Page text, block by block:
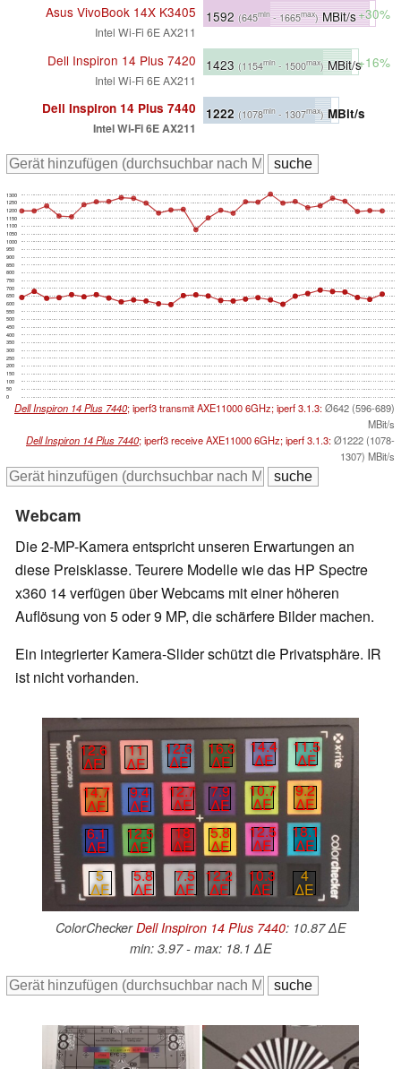
Asus VivoBook 14X K3405
Intel Wi-Fi 6E AX211
1592 (645min- 1665max)MBit/s+30%
Dell Inspiron 14 Plus 7420
Intel Wi-Fi 6E AX211
1423 (1154min - 1500max)MBit/s+16%
Dell Inspiron 14 Plus 7440
Intel Wi-Fi 6E AX211
1222 (1078min - 1307max)MBit/s
0
50
100
150
200
250
300
350
400
450
500
550
600
650
700
750
800
850
900
950
1000
1050
1100
1150
1200
1250
1300
Dell Inspiron 14 Plus 7440; iperf3 transmit AXE11000 6GHz; iperf 3.1.3:Ø642 (596-689)
MBit/s
Dell Inspiron 14 Plus 7440; iperf3 receive AXE11000 6GHz; iperf 3.1.3:Ø1222 (1078-
1307) MBit/s
Webcam
Die 2-MP-Kamera entspricht unseren Erwartungen an
diese Preisklasse. Teurere Modelle wie das HP Spectre
x360 14 verfügen über Webcams mit einer höheren
Auflösung von 5 oder 9 MP, die schärfere Bilder machen.
Ein integrierter Kamera-Slider schützt die Privatsphäre. IR
ist nicht vorhanden.
12.6
∆E
11
∆E
12.6
∆E
16.3
∆E
14.4
∆E
11.5
∆E
14.7
∆E
9.4
∆E
12.7
∆E
7.9
∆E
10.7
∆E
9.2
∆E
6.1
∆E
12.5
∆E
18
∆E
5.8
∆E
12.5
∆E
18.1
∆E
5
∆E
5.8
∆E
7.5
∆E
12.2
∆E
10.3
∆E
4
∆E
ColorCheckerDell Inspiron 14 Plus 7440: 10.87 ∆E
min: 3.97 - max: 18.1 ∆E